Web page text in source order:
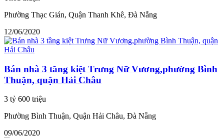
Phường Thạc Gián, Quận Thanh Khê, Đà Nẵng
12/06/2020
Bán nhà 3 tầng kiệt Trưng Nữ Vương,phường Bình
Thuận, quận Hải Châu
3 tỷ 600 triệu
Phường Bình Thuận, Quận Hải Châu, Đà Nẵng
09/06/2020